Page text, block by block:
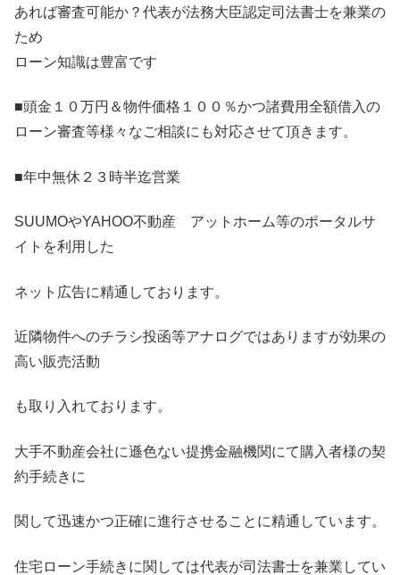
あれば審査可能か？代表が法務大臣認定司法書士を兼業の
ため
ローン知識は豊富です
■頭金１０万円＆物件価格１００％かつ諸費用全額借入の
ローン審査等様々なご相談にも対応させて頂きます。
■年中無休２３時半迄営業
SUUMOやYAHOO不動産 アットホーム等のポータルサ
イトを利用した
ネット広告に精通しております。
近隣物件へのチラシ投函等アナログではありますが効果の
高い販売活動
も取り入れております。
大手不動産会社に遜色ない提携金融機関にて購入者様の契
約手続きに
関して迅速かつ正確に進行させることに精通しています。
住宅ローン手続きに関しては代表が司法書士を兼業してい